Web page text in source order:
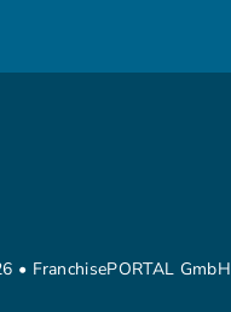
• FranchisePORTAL GmbH